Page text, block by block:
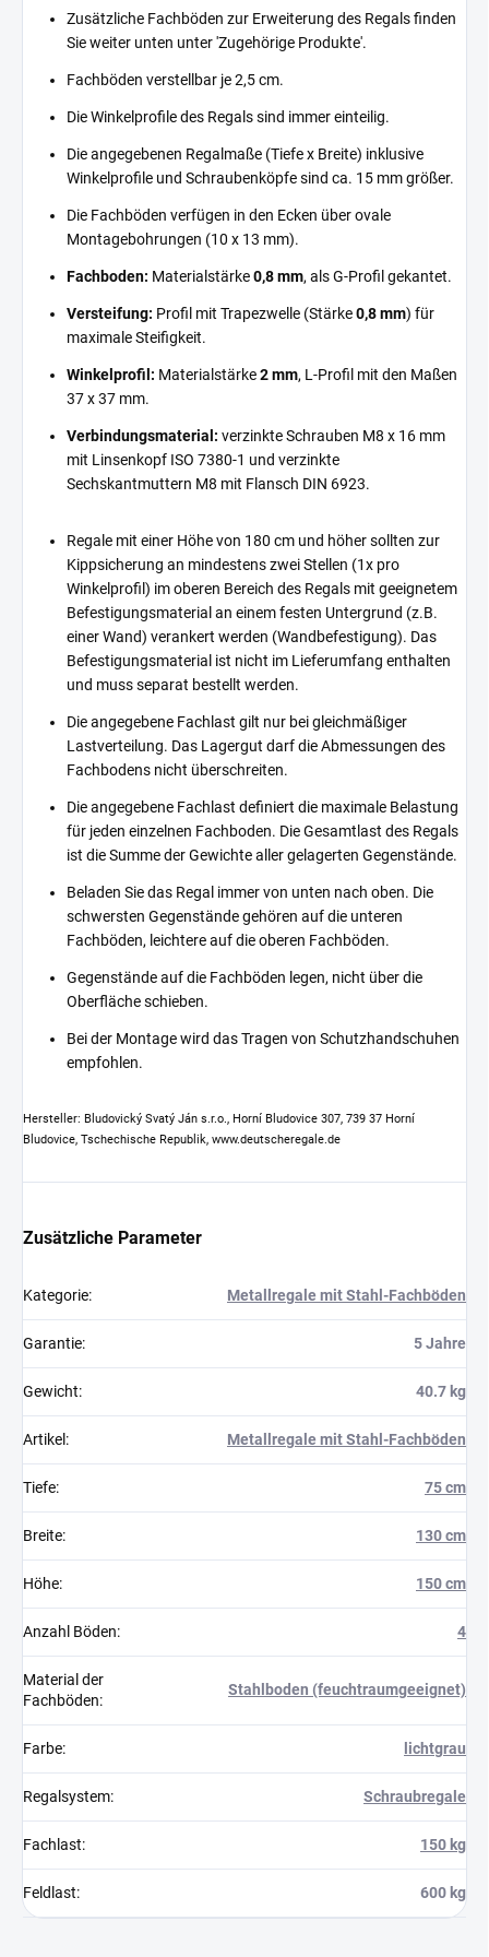
Zusätzliche Fachböden zur Erweiterung des Regals finden
Sie weiter unten unter 'Zugehörige Produkte'.
Fachböden verstellbar je 2,5 cm.
Die Winkelprofile des Regals sind immer einteilig.
Die angegebenen Regalmaße (Tiefe x Breite) inklusive
Winkelprofile und Schraubenköpfe sind ca. 15 mm größer.
Die Fachböden verfügen in den Ecken über ovale
Montagebohrungen (10 x 13 mm).
Fachboden: Materialstärke0,8 mm, als G-Profil gekantet.
Versteifung: Profil mit Trapezwelle (Stärke0,8 mm) für
maximale Steifigkeit.
Winkelprofil: Materialstärke2 mm, L-Profil mit den Maßen
37 x 37 mm.
Verbindungsmaterial: verzinkte Schrauben M8 x 16 mm
mit Linsenkopf ISO 7380-1 und verzinkte
Sechskantmuttern M8 mit Flansch DIN 6923.
Regale mit einer Höhe von 180 cm und höher sollten zur
Kippsicherung an mindestens zwei Stellen (1x pro
Winkelprofil) im oberen Bereich des Regals mit geeignetem
Befestigungsmaterial an einem festen Untergrund (z.B.
einer Wand) verankert werden (Wandbefestigung). Das
Befestigungsmaterial ist nicht im Lieferumfang enthalten
und muss separat bestellt werden.
Die angegebene Fachlast gilt nur bei gleichmäßiger
Lastverteilung. Das Lagergut darf die Abmessungen des
Fachbodens nicht überschreiten.
Die angegebene Fachlast definiert die maximale Belastung
für jeden einzelnen Fachboden. Die Gesamtlast des Regals
ist die Summe der Gewichte aller gelagerten Gegenstände.
Beladen Sie das Regal immer von unten nach oben. Die
schwersten Gegenstände gehören auf die unteren
Fachböden, leichtere auf die oberen Fachböden.
Gegenstände auf die Fachböden legen, nicht über die
Oberfläche schieben.
Bei der Montage wird das Tragen von Schutzhandschuhen
empfohlen.
Hersteller: Bludovický Svatý Ján s.r.o., Horní Bludovice 307, 739 37 Horní
Bludovice, Tschechische Republik, www.deutscheregale.de
Zusätzliche Parameter
Kategorie: Metallregale mit Stahl-Fachböden
Garantie: 5 Jahre
Gewicht: 40.7 kg
Artikel : Metallregale mit Stahl-Fachböden
Tiefe: 75 cm
Breite: 130 cm
Höhe: 150 cm
Anzahl Böden: 4
Material der
Fachböden:
Stahlboden (feuchtraumgeeignet)
Farbe: lichtgrau
Regalsystem: Schraubregale
Fachlast: 150 kg
Feldlast: 600 kg